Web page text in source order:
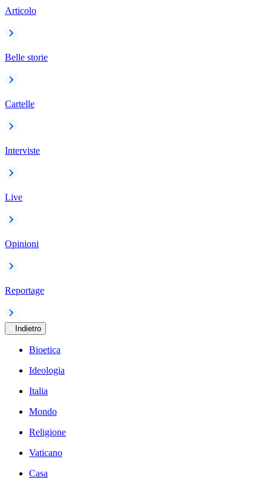
Articolo
Belle storie
Cartelle
Interviste
Live
Opinioni
Reportage
Indietro
Bioetica
Ideologia
Italia
Mondo
Religione
Vaticano
Casa